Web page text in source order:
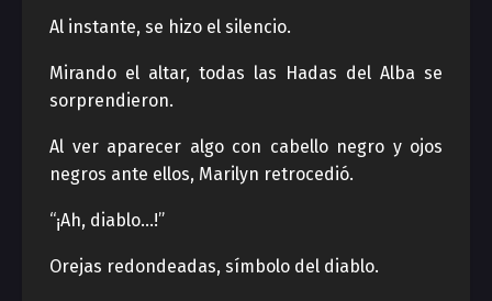
Al instante, se hizo el silencio.
Mirando el altar, todas las Hadas del Alba se
sorprendieron.
Al ver aparecer algo con cabello negro y ojos
negros ante ellos, Marilyn retrocedió.
“¡Ah, diablo…!”
Orejas redondeadas, símbolo del diablo.